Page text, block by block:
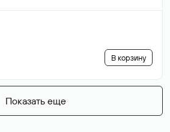
В корзину
Показать еще